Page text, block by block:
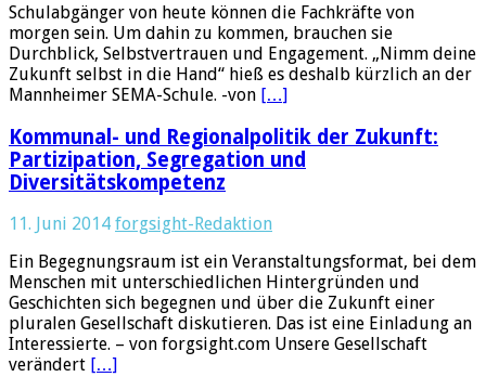
Schulabgänger von heute können die Fachkräfte von
morgen sein. Um dahin zu kommen, brauchen sie
Durchblick, Selbstvertrauen und Engagement. „Nimm deine
Zukunft selbst in die Hand“ hieß es deshalb kürzlich an der
Mannheimer SEMA-Schule. -von […]
Kommunal- und Regionalpolitik der Zukunft:
Partizipation, Segregation und
Diversitätskompetenz
11. Juni 2014 forgsight-Redaktion
Ein Begegnungsraum ist ein Veranstaltungsformat, bei dem
Menschen mit unterschiedlichen Hintergründen und
Geschichten sich begegnen und über die Zukunft einer
pluralen Gesellschaft diskutieren. Das ist eine Einladung an
Interessierte. – von forgsight.com Unsere Gesellschaft
verändert […]